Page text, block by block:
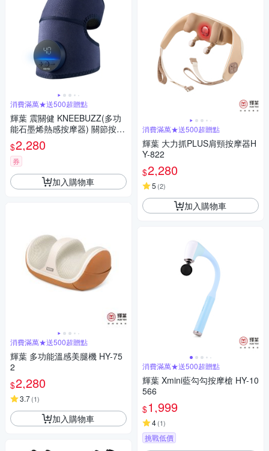
消費滿萬★送500超贈點
輝葉 震關健 KNEEBUZZ(多功
能石墨烯熱感按摩器) 關節按摩
膝蓋按摩 HY-762
$2,280
券
加入購物車
消費滿萬★送500超贈點
輝葉 多功能溫感美腿機 HY-75
2
$2,280
3.7(1)
加入購物車
消費滿萬★送500超贈點
輝葉 大力抓PLUS肩頸按摩器H
Y-822
$2,280
5 (2)
加入購物車
消費滿萬★送500超贈點
輝葉 Xmini藍勾勾按摩槍 HY-10
566
$1,999
4(1)
挑戰低價